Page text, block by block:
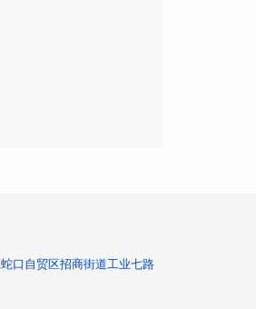
口自贸区招商街道工业七路